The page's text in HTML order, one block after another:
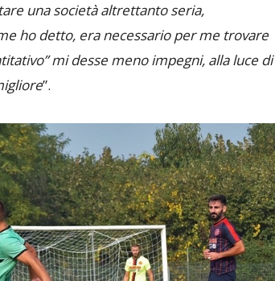
una società altrettanto seria,
ho detto, era necessario per me trovare
mi desse meno impegni, alla luce di
”.